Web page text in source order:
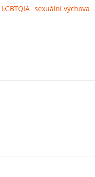
LGBTQIA sexuální výchova